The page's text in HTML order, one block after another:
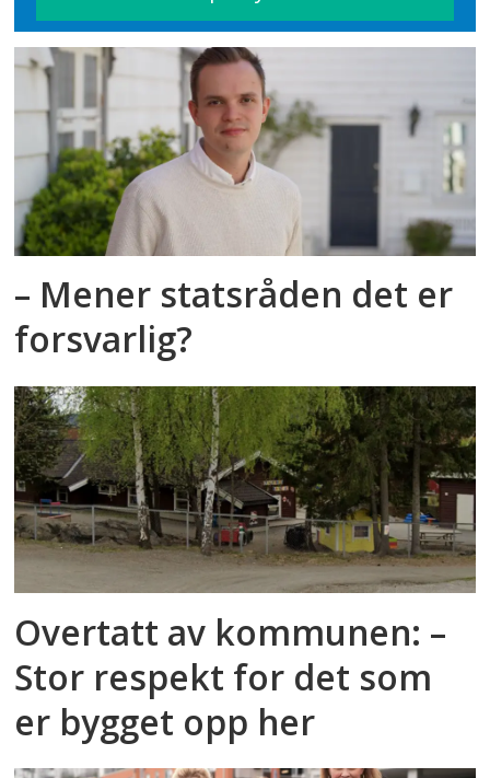
– Mener statsråden det er
forsvarlig?
Overtatt av kommunen: –
Stor respekt for det som
er bygget opp her